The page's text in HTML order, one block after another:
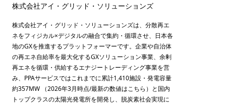
株式会社アイ・グリッド・ソリューションズ
株式会社アイ・グリッド・ソリューションズは、分散再エ
ネをフィジカル×デジタルの融合で集約・循環させ、日本各
地のGXを推進するプラットフォーマーです。企業や自治体
の再エネ自給率を最大化するGXソリューション事業、余剰
再エネを循環・供給するエナジートレーディング事業を営
み、PPAサービスではこれまでに累計1,410施設・発電容量
約357MW （2026年3月時点/最新の数値はこちら ）と国内
トップクラスの太陽光発電所を開発し、脱炭素社会実現に